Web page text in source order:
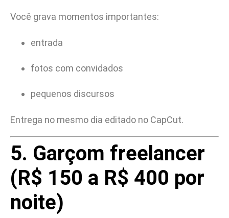
Você grava momentos importantes:
entrada
fotos com convidados
pequenos discursos
Entrega no mesmo dia editado no CapCut.
5. Garçom freelancer
(R$ 150 a R$ 400 por
noite)